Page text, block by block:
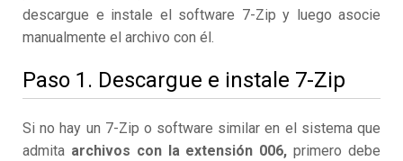
descargue e instale el software 7-Zip y luego asocie
manualmente el archivo con él.
Paso 1. Descargue e instale 7-Zip
Si no hay un 7-Zip o software similar en el sistema que
admita archivos con la extensión 006, primero debe